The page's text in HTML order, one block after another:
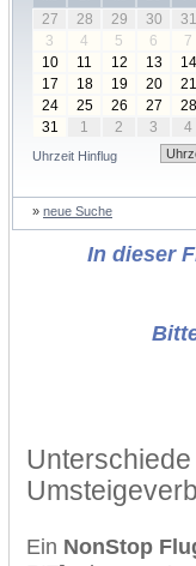
27 28 29 30 31
3
4 5 6 7
10
11 12 13 14
17
18 19 20 21
24
25 26 27 28
31
1 2 3 4
Uhrzeit Hinflug
» neue Suche
In dieser
Ein NonStop